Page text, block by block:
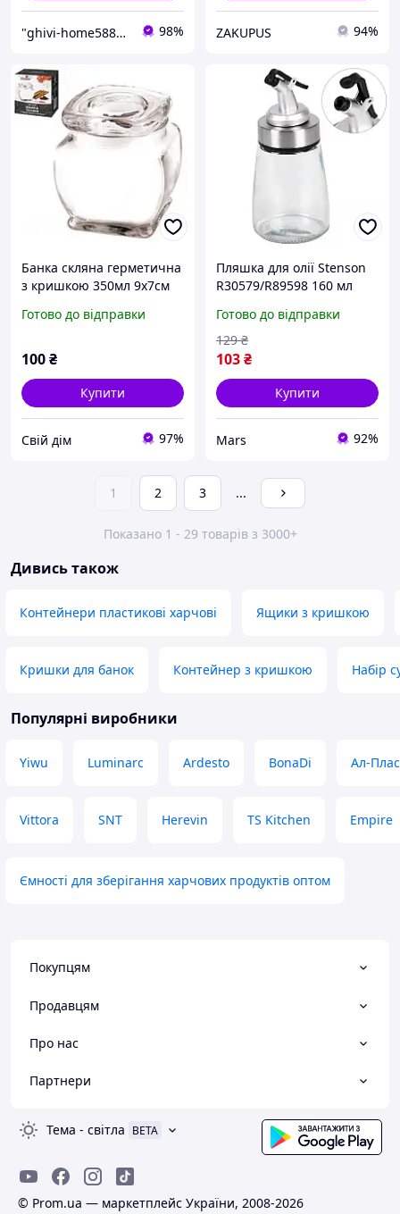
"ghivi-home588": Товари для дому, перевірені часом! 98% ZAKUPUS 94%
Банка скляна герметична
з кришкою 350мл 9х7см
Готово до відправки
100₴
Купити
Свій дім 97%
Пляшка для олії Stenson
R30579/R89598 160 мл
Готово до відправки
103₴
129 ₴
Купити
Mars 92%
1 2 3 ...
Показано 1 - 29 товарів з 3000+
Дивись також
Контейнери пластикові харчові Ящики з кришкою
Кришки для банок Контейнер з кришкою Набір
Популярні виробники
Yiwu Luminarc Ardesto BonaDi Ал-
Vittora SNT Herevin TS Kitchen Empire
Ємності для зберігання харчових продуктів оптом
Покупцям
Продавцям
Про нас
Партнери
Тема - світла BETA
© Prom.ua — маркетплейс України, 2008-2026